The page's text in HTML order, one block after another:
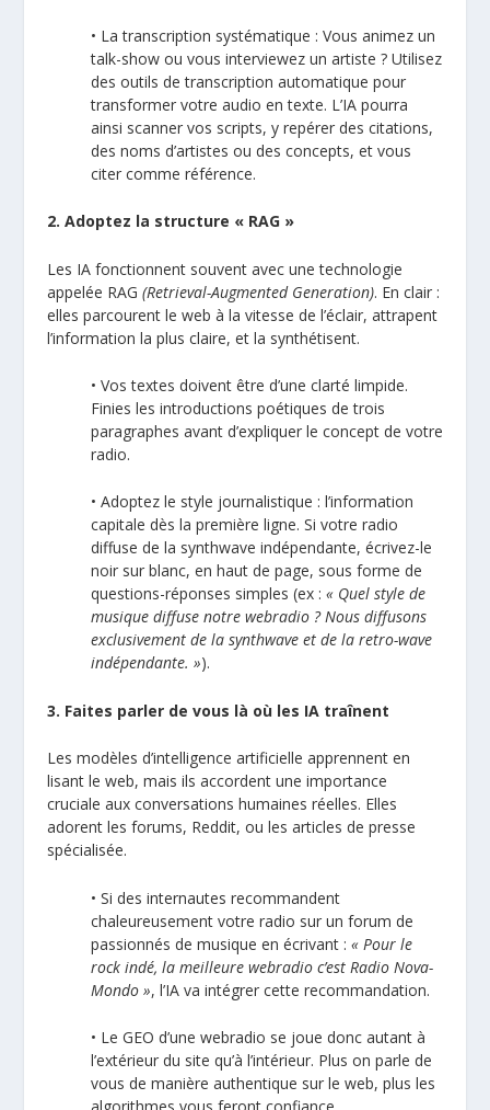
• La transcription systématique : Vous animez un
talk-show ou vous interviewez un artiste ? Utilisez
des outils de transcription automatique pour
transformer votre audio en texte. L’IA pourra
ainsi scanner vos scripts, y repérer des citations,
des noms d’artistes ou des concepts, et vous
citer comme référence.
2. Adoptez la structure « RAG »
Les IA fonctionnent souvent avec une technologie
appelée RAG (Retrieval-Augmented Generation). En clair :
elles parcourent le web à la vitesse de l’éclair, attrapent
l’information la plus claire, et la synthétisent.
• Vos textes doivent être d’une clarté limpide.
Finies les introductions poétiques de trois
paragraphes avant d’expliquer le concept de votre
radio.
• Adoptez le style journalistique : l’information
capitale dès la première ligne. Si votre radio
diffuse de la synthwave indépendante, écrivez-le
noir sur blanc, en haut de page, sous forme de
questions-réponses simples (ex : « Quel style de
musique diffuse notre webradio ? Nous diffusons
exclusivement de la synthwave et de la retro-wave
indépendante. »).
3. Faites parler de vous là où les IA traînent
Les modèles d’intelligence artificielle apprennent en
lisant le web, mais ils accordent une importance
cruciale aux conversations humaines réelles. Elles
adorent les forums, Reddit, ou les articles de presse
spécialisée.
• Si des internautes recommandent
chaleureusement votre radio sur un forum de
passionnés de musique en écrivant : « Pour le
rock indé, la meilleure webradio c’est Radio Nova-
Mondo », l’IA va intégrer cette recommandation.
• Le GEO d’une webradio se joue donc autant à
l’extérieur du site qu’à l’intérieur. Plus on parle de
vous de manière authentique sur le web, plus les